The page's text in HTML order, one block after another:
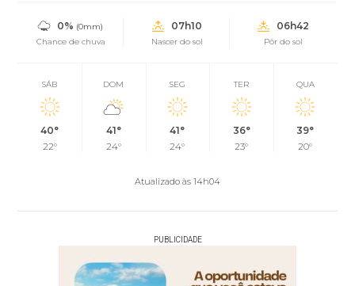
0% (0mm)
Chance de chuva
07h10
Nascer do sol
06h42
Pôr do sol
SÁB
40°
22°
DOM
41°
24°
SEG
41°
24°
TER
36°
23°
QUA
39°
20°
Atualizado às 14h04
PUBLICIDADE